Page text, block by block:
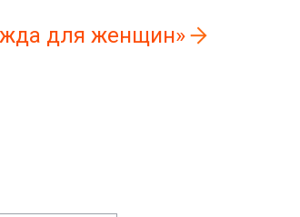
для женщин»